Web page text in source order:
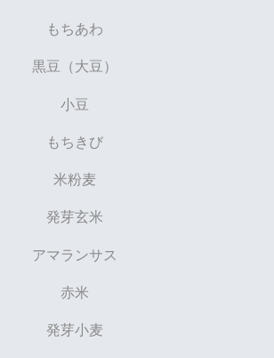
もちあわ
黒豆（大豆）
小豆
もちきび
米粉麦
発芽玄米
アマランサス
赤米
発芽小麦